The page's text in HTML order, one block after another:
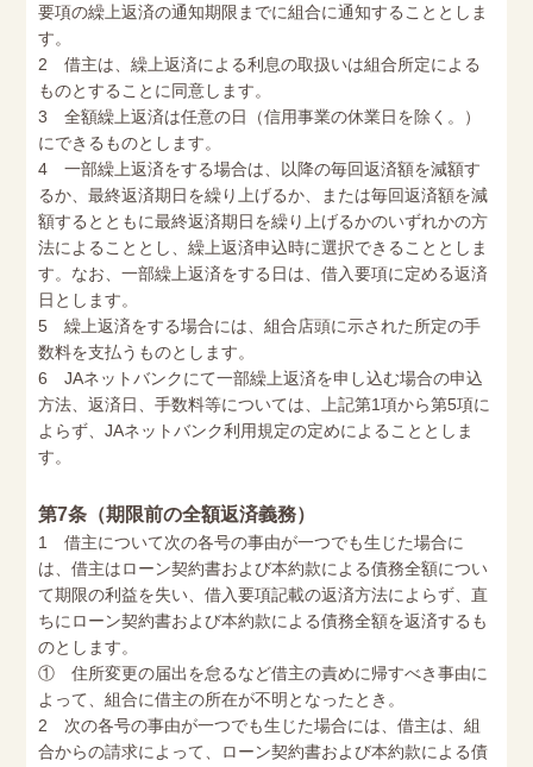
要項の繰上返済の通知期限までに組合に通知することとしま
す。
2 借主は、繰上返済による利息の取扱いは組合所定による
ものとすることに同意します。
3 全額繰上返済は任意の日（信用事業の休業日を除く。）
にできるものとします。
4 一部繰上返済をする場合は、以降の毎回返済額を減額す
るか、最終返済期日を繰り上げるか、または毎回返済額を減
額するとともに最終返済期日を繰り上げるかのいずれかの方
法によることとし、繰上返済申込時に選択できることとしま
す。なお、一部繰上返済をする日は、借入要項に定める返済
日とします。
5 繰上返済をする場合には、組合店頭に示された所定の手
数料を支払うものとします。
6 JAネットバンクにて一部繰上返済を申し込む場合の申込
方法、返済日、手数料等については、上記第1項から第5項に
よらず、JAネットバンク利用規定の定めによることとしま
す。
第7条（期限前の全額返済義務）
1 借主について次の各号の事由が一つでも生じた場合に
は、借主はローン契約書および本約款による債務全額につい
て期限の利益を失い、借入要項記載の返済方法によらず、直
ちにローン契約書および本約款による債務全額を返済するも
のとします。
① 住所変更の届出を怠るなど借主の責めに帰すべき事由に
よって、組合に借主の所在が不明となったとき。
2 次の各号の事由が一つでも生じた場合には、借主は、組
合からの請求によって、ローン契約書および本約款による債